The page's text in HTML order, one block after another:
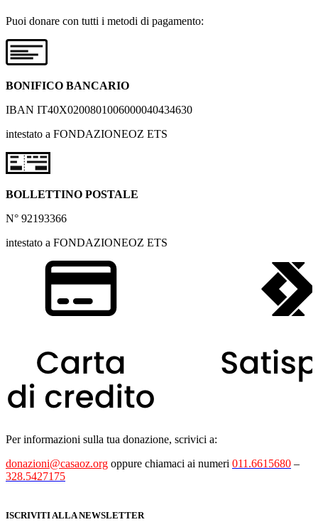
Puoi donare con tutti i metodi di pagamento:
BONIFICO BANCARIO
IBAN IT40X0200801006000040434630
intestato a FONDAZIONEOZ ETS
BOLLETTINO POSTALE
N° 92193366
intestato a FONDAZIONEOZ ETS
Per informazioni sulla tua donazione, scrivici a:
donazioni@casaoz.org oppure chiamaci ai numeri 011.6615680 –
328.5427175
ISCRIVITI ALLA NEWSLETTER